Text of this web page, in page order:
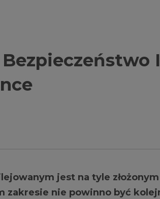
Bezpieczeństwo
jest na tyle
zakresie nie powinno być